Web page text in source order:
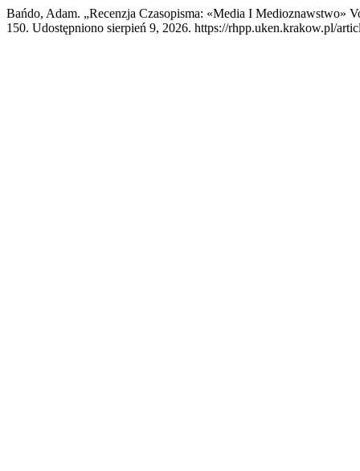
Bańdo, Adam. „Recenzja Czasopisma: «Media I Medioznawstwo»
150. Udostępniono sierpień 9, 2026. https://rhpp.uken.krakow.pl/